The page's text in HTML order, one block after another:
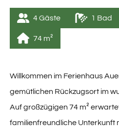
4 Gäste 1 Bad
74 m²
Willkommen im Ferienhaus
gemütlichen Rückzugsort im
Auf großzügigen 74 m²
familienfreundliche Unterkunft